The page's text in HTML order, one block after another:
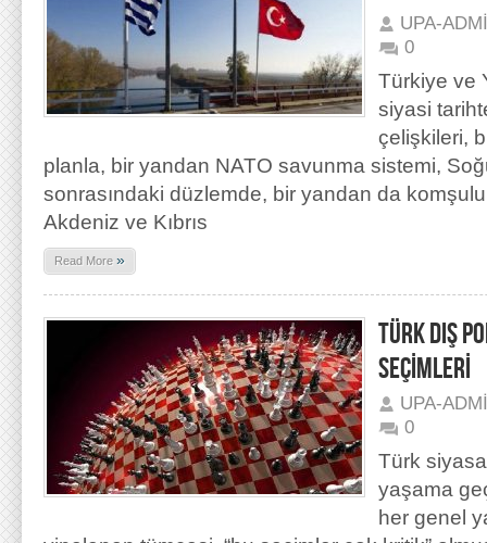
UPA-
0
Türkiye ve
siyasi
çelişkileri,
planla, bir yandan NATO savunma sistemi,
sonrasındaki düzlemde, bir yandan da
Akdeniz ve Kıbrıs
Read More »
TÜRK DIŞ
SEÇİMLERİ
UPA-
0
Türk
yaşama
her genel